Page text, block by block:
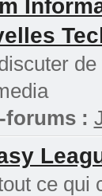
forums :
ce qui